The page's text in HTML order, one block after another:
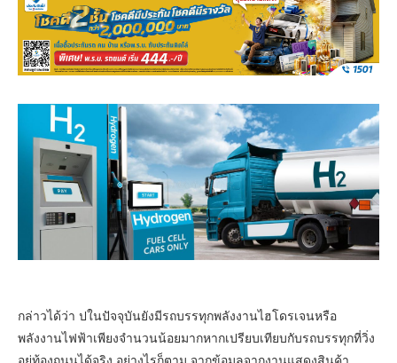
กล่าวได้ว่า ปในปัจจุบันยังมีรถบรรทุกพลังงานไฮโดรเจนหรือ
พลังงานไฟฟ้าเพียงจำนวนน้อยมากหากเปรียบเทียบกับรถบรรทุกที่วิ่ง